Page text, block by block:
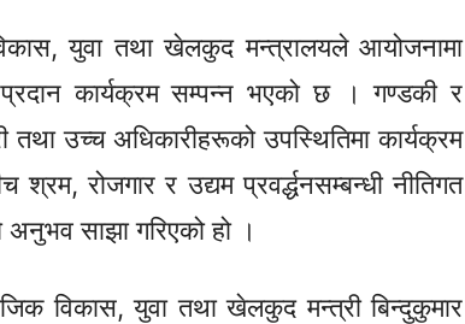
युवा तथा खेलकुद मन्त्रालयले आयोजनामा
कार्यक्रम सम्पन्न भएको छ । गण्डकी र
तथा उच्च अधिकारीहरूको उपस्थितिमा कार्यक्रम
श्रम, रोजगार र उद्यमप्रवर्द्धनसम्बन्धीनीतिगत
अनुभव साझा गरिएको हो ।
विकास, युवा तथा खेलकुद मन्त्रीबिन्दुकुमार